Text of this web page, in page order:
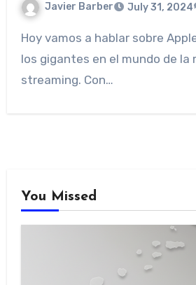
Javier Barber July 31, 2024
Hoy vamos a hablar sobre Apple Music, uno de
los gigantes en el mundo de la
streaming. Con…
You Missed